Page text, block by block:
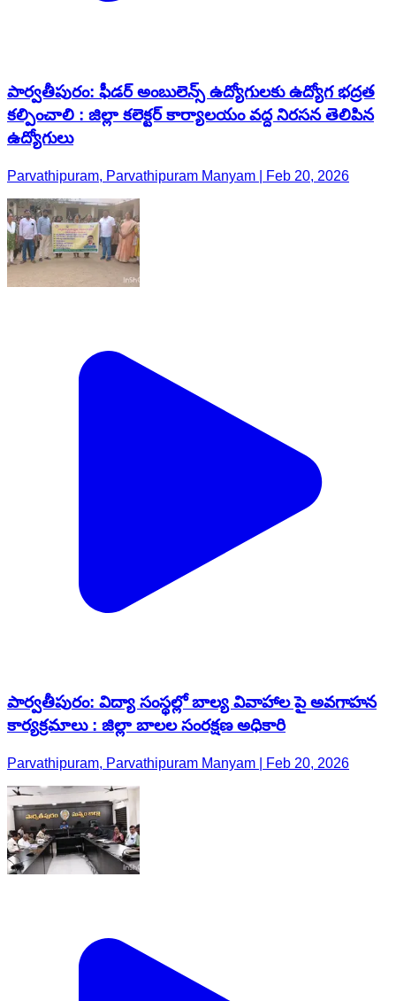
పార్వతీపురం: ఫీడర్ అంబులెన్స్ ఉద్యోగులకు ఉద్యోగ భద్రత
కల్పించాలి : జిల్లా కలెక్టర్ కార్యాలయం వద్ద నిరసన తెలిపిన
ఉద్యోగులు
Parvathipuram, Parvathipuram Manyam | Feb 20, 2026
పార్వతీపురం: విద్యా సంస్థల్లో బాల్య వివాహాల పై అవగాహన
కార్యక్రమాలు : జిల్లా బాలల సంరక్షణ అధికారి
Parvathipuram, Parvathipuram Manyam | Feb 20, 2026